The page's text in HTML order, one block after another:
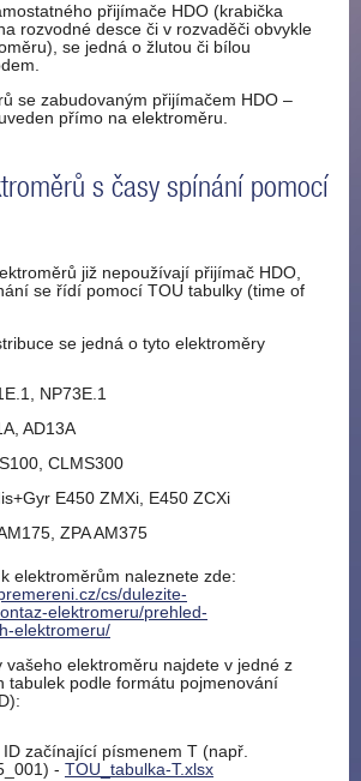
přijímače HDO (krabička
rozvodné desce či v rozvaděči obvykle
se jedná o žlutou či bílou
se zabudovaným přijímačem HDO –
přímo na elektroměru.
s časy spínání pomocí
již nepoužívají přijímač HDO,
se řídí pomocí TOU tabulky (time of
se jedná o tyto elektroměry
NP73E.1
AD13A
CLMS300
E450 ZMXi, E450 ZCXi
ZPA AM375
elektroměrům naleznete zde:
cs/dulezite-
elektromeru/prehled-
elektromeru/
vašeho elektroměru najdete v jedné z
tabulek podle formátu pojmenování
ID začínající písmenem T (např.
- TOU_tabulka-T.xlsx